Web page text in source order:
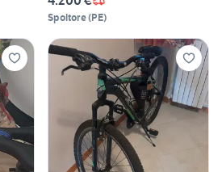
Spoltore(PE)